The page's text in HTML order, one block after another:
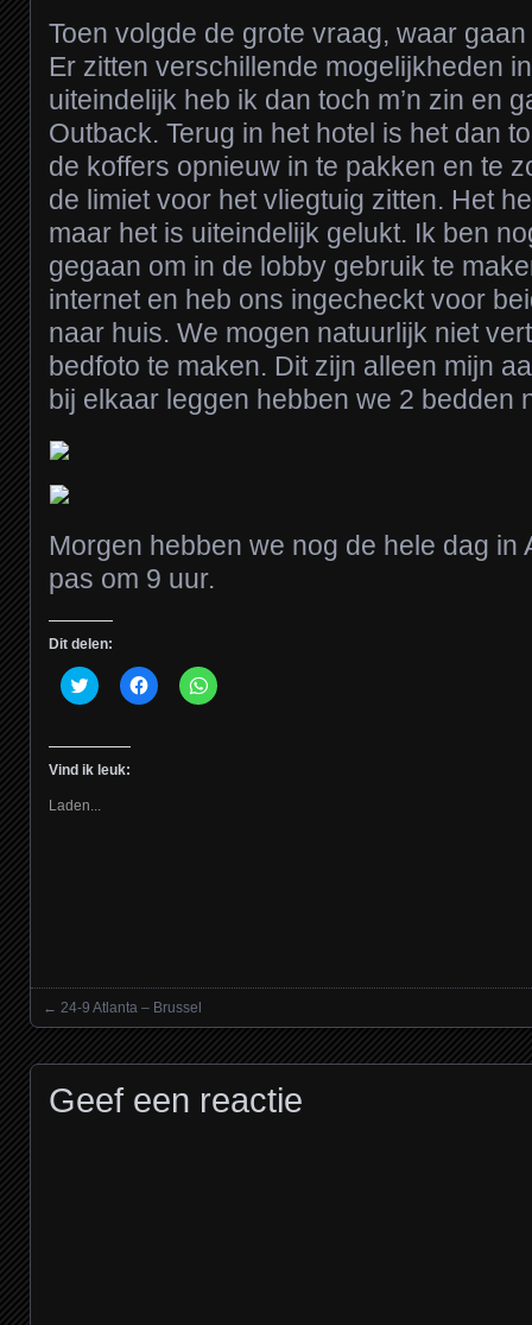
Toen volgde de grote vraag, waar
Er zitten verschillende mogelijkheden
uiteindelijk heb ik dan toch m’n zin en
Outback. Terug in het hotel is het dan
de koffers opnieuw in te pakken en te
de limiet voor het vliegtuig zitten. Het
maar het is uiteindelijk gelukt. Ik ben
gegaan om in de lobby gebruik te
internet en heb ons ingecheckt voor
naar huis. We mogen natuurlijk niet
bedfoto te maken. Dit zijn alleen mijn
bij elkaar leggen hebben we 2 bedden
Morgen hebben we nog de hele dag in
pas om 9 uur.
Dit delen:
Klik
om
met
Twitter
(Wordt
een
Klik
om
Klik
om
Vind ik leuk:
Laden...
Posts navigation
← 24-9 Atlanta – Brussel
Geef een reactie